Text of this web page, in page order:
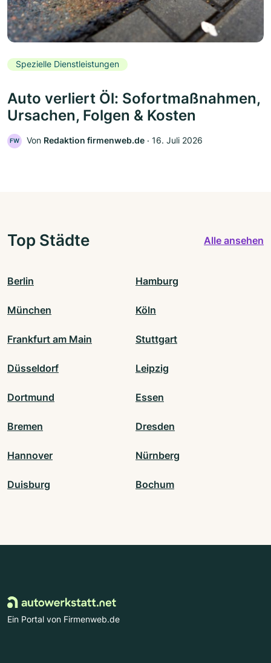
Spezielle Dienstleistungen
Auto verliert Öl: Sofortmaßnahmen,
Ursachen, Folgen & Kosten
FW Von Redaktion firmenweb.de ‧ 16. Juli 2026
Top Städte Alle ansehen
Berlin Hamburg
München Köln
Frankfurt am Main Stuttgart
Düsseldorf Leipzig
Dortmund Essen
Bremen Dresden
Hannover Nürnberg
Duisburg Bochum
Ein Portal von Firmenweb.de